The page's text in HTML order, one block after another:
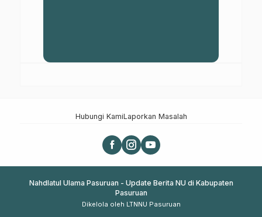
Hubungi KamiLaporkan Masalah
Nahdlatul Ulama Pasuruan - Update Berita NU di Kabupaten
Pasuruan
Dikelola oleh LTNNU Pasuruan